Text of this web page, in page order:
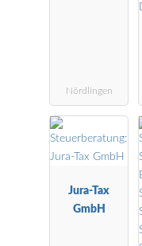
Nördlingen
Jura-Tax
GmbH